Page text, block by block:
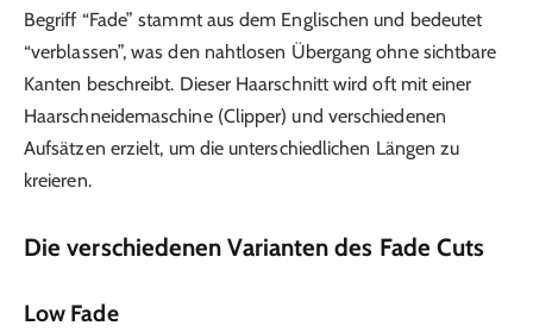
Begriff “Fade” stammt aus dem Englischen und bedeutet
“verblassen”, was den nahtlosen Übergang ohne sichtbare
Kanten beschreibt. Dieser Haarschnitt wird oft mit einer
Haarschneidemaschine (Clipper) und verschiedenen
Aufsätzen erzielt, um die unterschiedlichen Längen zu
kreieren.
Die verschiedenen Varianten des Fade Cuts
Low Fade